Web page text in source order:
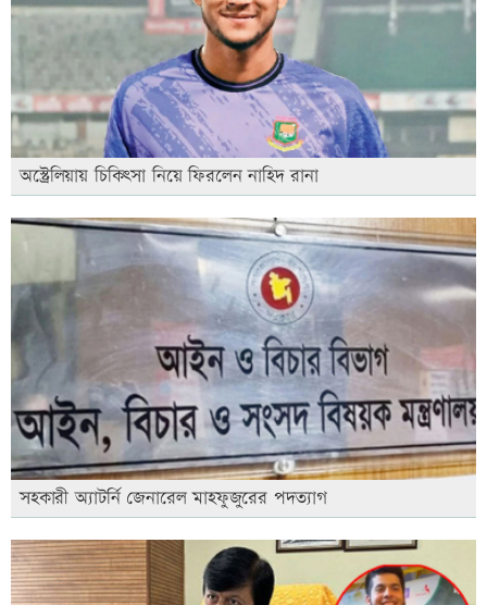
অস্ট্রেলিয়ায় চিকিৎসা নিয়ে ফিরলেন নাহিদ রানা
সহকারী অ্যাটর্নি জেনারেল মাহফুজুরের পদত্যাগ